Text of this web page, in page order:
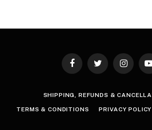
FacebookTwitter Instagram
SHIPPING, REFUNDS &
TERMS & CONDITIONS PRIVACY POLICY